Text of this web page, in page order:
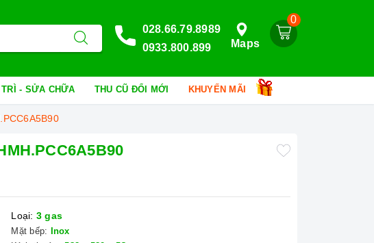
0
Maps
028.66.79.8989
0933.800.899
TRÌ - SỬA CHỮA THU CŨ ĐỔI MỚI KHUYẾN MÃI
Loại: 3 gas
Mặt bếp:
Inox